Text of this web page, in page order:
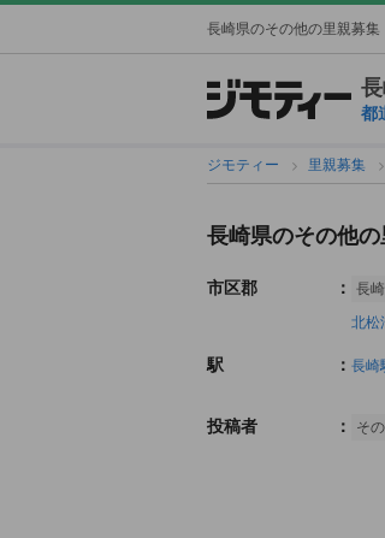
長崎県のその他の里親募集
都
ジモティー 里親募集
長崎県のその他
市区郡 ： 長
北松
駅 ： 長崎
投稿者 ： そ